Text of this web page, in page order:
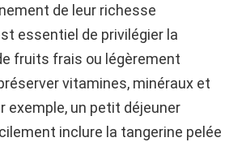
de leur richesse
essentiel de privilégier la
fruits frais ou légèrement
vitamines, minéraux et
exemple, un petit déjeuner
inclure la tangerine pelée